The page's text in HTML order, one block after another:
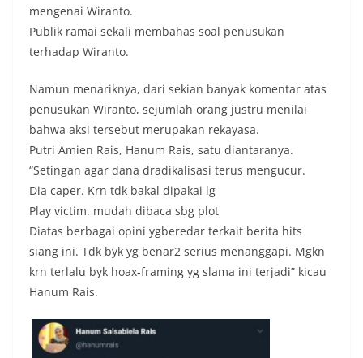
mengenai Wiranto.
Publik ramai sekali membahas soal penusukan
terhadap Wiranto.
Namun menariknya, dari sekian banyak komentar atas
penusukan Wiranto, sejumlah orang justru menilai
bahwa aksi tersebut merupakan rekayasa.
Putri Amien Rais, Hanum Rais, satu diantaranya.
“Setingan agar dana dradikalisasi terus mengucur.
Dia caper. Krn tdk bakal dipakai lg
Play victim. mudah dibaca sbg plot
Diatas berbagai opini ygberedar terkait berita hits
siang ini. Tdk byk yg benar2 serius menanggapi. Mgkn
krn terlalu byk hoax-framing yg slama ini terjadi” kicau
Hanum Rais.